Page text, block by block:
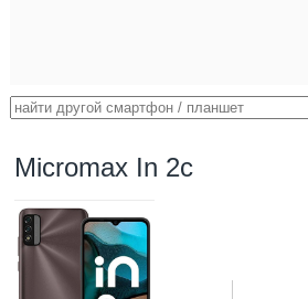
Micromax In 2c